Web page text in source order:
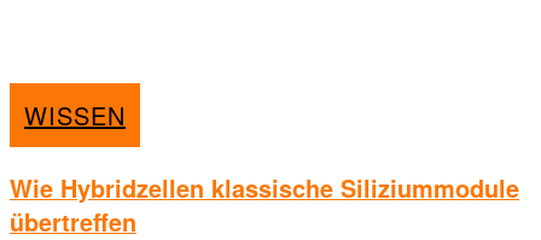
WISSEN
Wie Hybridzellen klassische Siliziummodule
übertreffen